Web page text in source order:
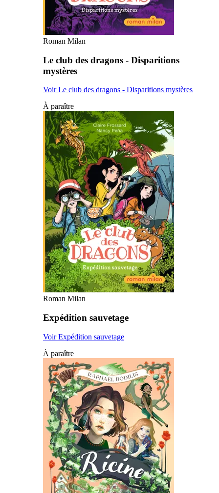
Roman Milan
Le club des dragons - Disparitions
mystères
Voir Le club des dragons - Disparitions mystères
À paraître
Roman Milan
Expédition sauvetage
Voir Expédition sauvetage
À paraître